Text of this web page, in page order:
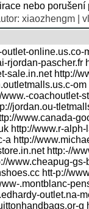
nebo
xiaozhengm |
rjordan-pascher.fr
sale.in.net http://
coachoutlet-
jordan.ou-
www.canada-
http://www.r-
http://
http:-//
www.cheapug-
htt-p://
.montblanc-
outlet.na-
g